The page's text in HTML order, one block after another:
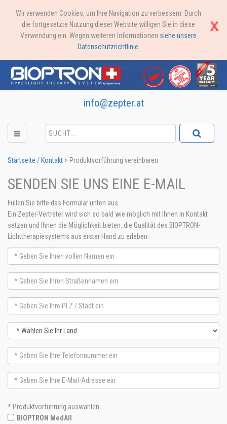
Wir verwenden Cookies, um Ihre Navigation zu verbessern. Durch
die fortgesetzte Nutzung dieser Website willigen Sie in diese
Verwendung ein. Wegen weiteren Informationen siehe unsere
Datenschutzrichtlinie
info@zepter.at
Startseite / Kontakt > Produktvorführung vereinbaren
SENDEN SIE UNS EINE E-MAIL
Füllen Sie bitte das Formular unten aus.
Ein Zepter-Vertreter wird sich so bald wie möglich mit Ihnen in Kontakt
setzen und Ihnen die Möglichkeit bieten, die Qualität des BIOPTRON-
Lichttherapiesystems aus erster Hand zu erleben.
* Produktvorführung auswählen:
BIOPTRON MedAll